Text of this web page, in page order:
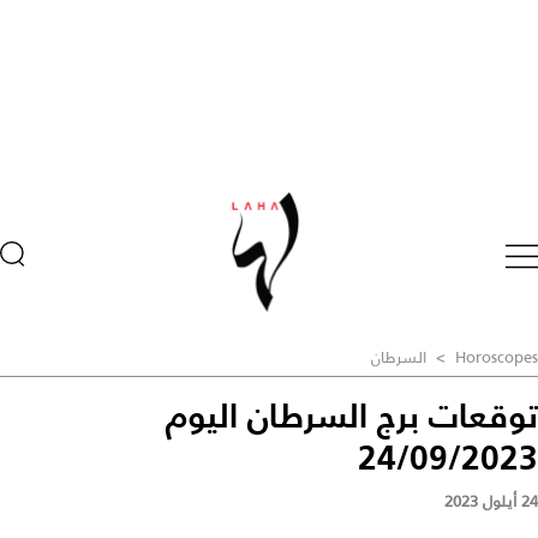
Horoscopes
> السرطان
توقعات برج السرطان اليوم
24/09/2023
24 أيلول 2023